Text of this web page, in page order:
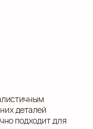
деталей
подходит для